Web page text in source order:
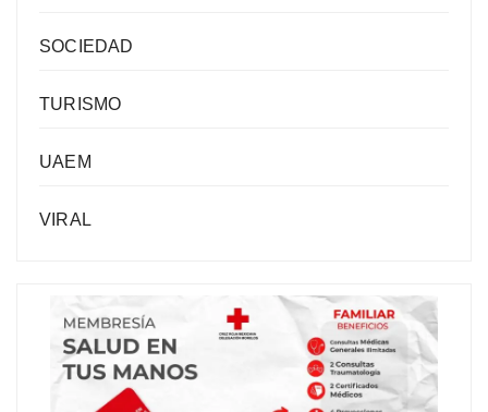
SOCIEDAD
TURISMO
UAEM
VIRAL